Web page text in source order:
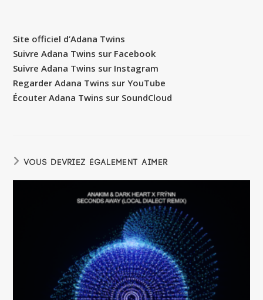
Site officiel d’Adana Twins
Suivre Adana Twins sur Facebook
Suivre Adana Twins sur Instagram
Regarder Adana Twins sur YouTube
Écouter Adana Twins sur SoundCloud
VOUS DEVRIEZ ÉGALEMENT AIMER